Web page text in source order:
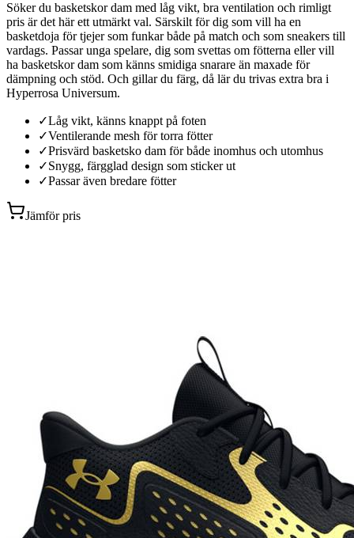
Söker du basketskor dam med låg vikt, bra ventilation och rimligt
pris är det här ett utmärkt val. Särskilt för dig som vill ha en
basketdoja för tjejer som funkar både på match och som sneakers till
vardags. Passar unga spelare, dig som svettas om fötterna eller vill
ha basketskor dam som känns smidiga snarare än maxade för
dämpning och stöd. Och gillar du färg, då lär du trivas extra bra i
Hyperrosa Universum.
✓Låg vikt, känns knappt på foten
✓Ventilerande mesh för torra fötter
✓Prisvärd basketsko dam för både inomhus och utomhus
✓Snygg, färgglad design som sticker ut
✓Passar även bredare fötter
Jämför pris